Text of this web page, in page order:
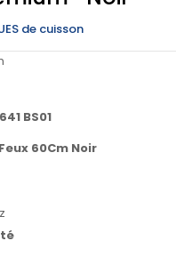
de cuisson
BS01
60Cm Noir